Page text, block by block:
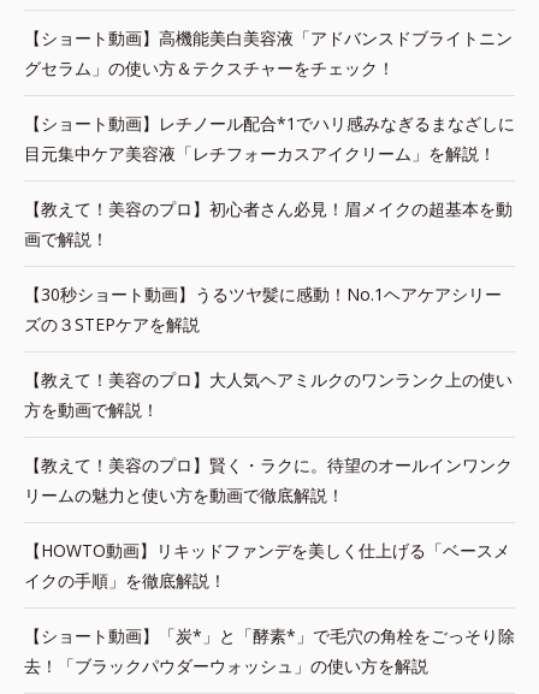
【ショート動画】高機能美白美容液「アドバンスドブライトニン
グセラム」の使い方＆テクスチャーをチェック！
【ショート動画】レチノール配合*1でハリ感みなぎるまなざしに
目元集中ケア美容液「レチフォーカスアイクリーム」を解説！
【教えて！美容のプロ】初心者さん必見！眉メイクの超基本を動
画で解説！
【30秒ショート動画】うるツヤ髪に感動！No.1ヘアケアシリー
ズの３STEPケアを解説
【教えて！美容のプロ】大人気ヘアミルクのワンランク上の使い
方を動画で解説！
【教えて！美容のプロ】賢く・ラクに。待望のオールインワンク
リームの魅力と使い方を動画で徹底解説！
【HOWTO動画】リキッドファンデを美しく仕上げる「ベースメ
イクの手順」を徹底解説！
【ショート動画】「炭*」と「酵素*」で毛穴の角栓をごっそり除
去！「ブラックパウダーウォッシュ」の使い方を解説